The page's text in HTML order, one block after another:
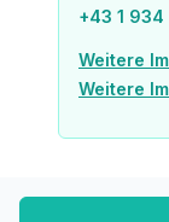
+43 1
Weitere
Weitere